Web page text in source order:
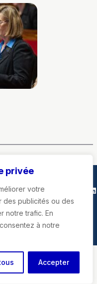
privée
votre
publicités ou des
notre trafic. En
à notre
Accepter